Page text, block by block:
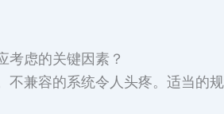
考虑的关键因素？
兼容的系统令人头疼。适当的规